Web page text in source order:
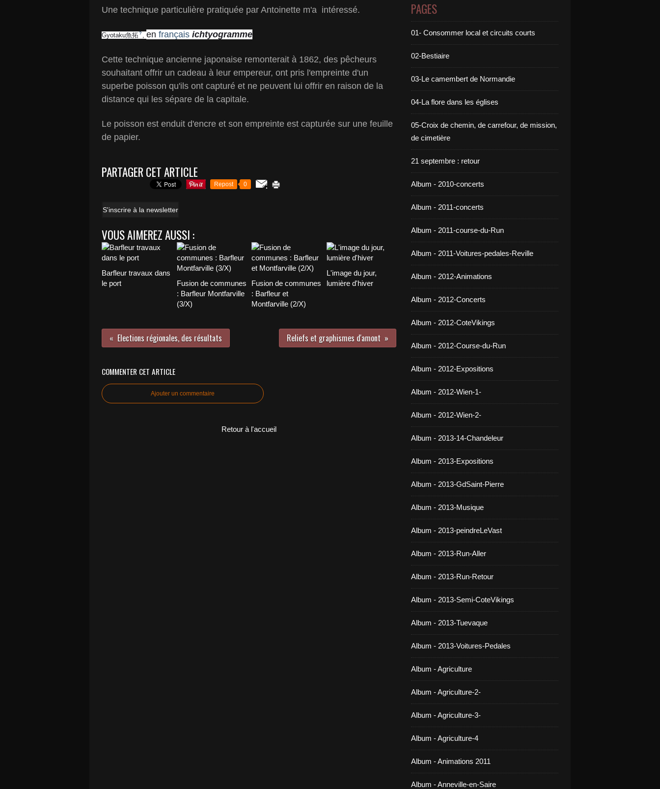
Une technique particulière pratiquée par Antoinette m'a intéressé.
Gyotaku魚拓 ? , enfrançais ichtyogramme
Cette technique ancienne japonaise remonterait à 1862, des pêcheurs
souhaitant offrir un cadeau à leur empereur, ont pris l'empreinte d'un
superbe poisson qu'ils ont capturé et ne peuvent lui offrir en raison de la
distance qui les sépare de la capitale.
Le poisson est enduit d'encre et son empreinte est capturée sur une feuille
de papier.
PARTAGER CET ARTICLE
Repost 0
S'inscrire à la newsletter
VOUS AIMEREZ AUSSI :
Barfleur travaux dans
le port
Fusion de communes
: Barfleur Montfarville
(3/X)
Fusion de communes
: Barfleur et
Montfarville (2/X)
L'image du jour,
lumière d'hiver
Elections régionales, des résultats Reliefs et graphismes d'amont
COMMENTER CET ARTICLE
Ajouter un commentaire
Retour à l'accueil
PAGES
01- Consommer local et circuits courts
02-Bestiaire
03-Le camembert de Normandie
04-La flore dans les églises
05-Croix de chemin, de carrefour, de mission,
de cimetière
21 septembre : retour
Album - 2010-concerts
Album - 2011-concerts
Album - 2011-course-du-Run
Album - 2011-Voitures-pedales-Reville
Album - 2012-Animations
Album - 2012-Concerts
Album - 2012-CoteVikings
Album - 2012-Course-du-Run
Album - 2012-Expositions
Album - 2012-Wien-1-
Album - 2012-Wien-2-
Album - 2013-14-Chandeleur
Album - 2013-Expositions
Album - 2013-GdSaint-Pierre
Album - 2013-Musique
Album - 2013-peindreLeVast
Album - 2013-Run-Aller
Album - 2013-Run-Retour
Album - 2013-Semi-CoteVikings
Album - 2013-Tuevaque
Album - 2013-Voitures-Pedales
Album - Agriculture
Album - Agriculture-2-
Album - Agriculture-3-
Album - Agriculture-4
Album - Animations 2011
Album - Anneville-en-Saire